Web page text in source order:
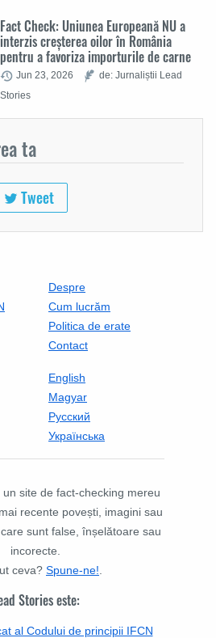
Fact Check: Uniunea Europeană NU a
interzis creșterea oilor în România
pentru a favoriza importurile de carne
Jun 23, 2026
de: Jurnaliștii Lead
Stories
ta
Tweet
Despre
Cum lucrăm
Politica de erate
Contact
English
Magyar
Русский
Українська
site de fact-checking mereu
recente povești, imagini sau
sunt false, înșelătoare sau
incorecte.
ceva? Spune-ne!.
Stories este:
al Codului de principii IFCN